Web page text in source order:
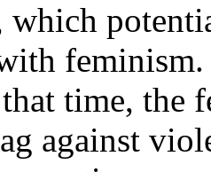
which
time, the
against